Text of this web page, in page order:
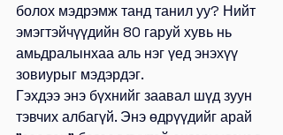
болох мэдрэмж танд танил уу? Нийт
эмэгтэйчүүдийн 80 гаруй хувь нь
амьдралынхаа аль нэг үед энэхүү
зовиурыг мэдэрдэг.
Гэхдээ энэ бүхнийг заавал шүд зуун
тэвчих албагүй. Энэ өдрүүдийг арай